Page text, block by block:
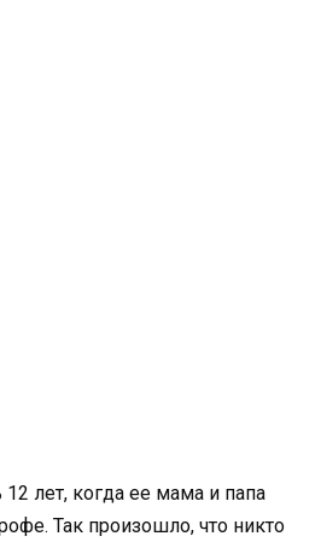
лет, когда ее мама и папа
Так произошло, что никто